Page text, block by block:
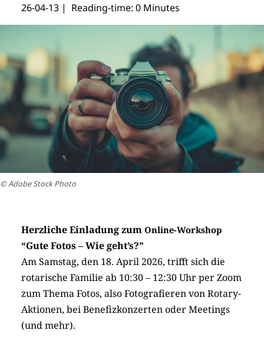
26-04-13 | Reading-time: 0 Minutes
© Adobe Stock Photo
Herzliche Einladung zum Online-Workshop
“Gute Fotos – Wie geht’s?”
Am Samstag, den 18. April 2026, trifft sich die
rotarische Familie ab 10:30 – 12:30 Uhr per Zoom
zum Thema Fotos, also Fotografieren von Rotary-
Aktionen, bei Benefizkonzerten oder Meetings
(und mehr).